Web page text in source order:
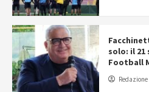
solo: il
Football
Redazione